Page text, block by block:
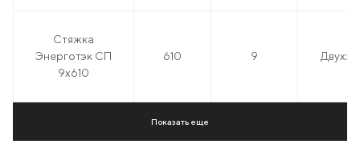
Стяжка
Энерготэк СП
9х610
610 9
Показать еще